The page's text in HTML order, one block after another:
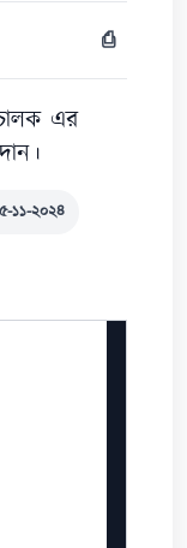
⎙
এর
১১-২০২৪